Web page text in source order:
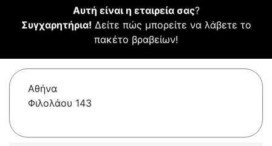
Αυτή είναι η εταιρεία σας?
Συγχαρητήρια! Δείτε πώς μπορείτε να λάβετε το
πακέτο βραβείων!
Αθήνα
Φιλολάου 143